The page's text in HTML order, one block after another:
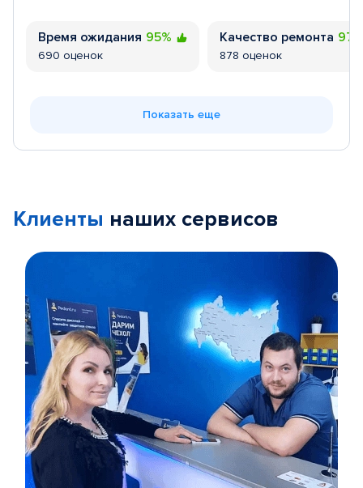
Время ожидания 95%
690 оценок
Качество ремонта
878 оценок
Показать еще
Клиенты наших сервисов